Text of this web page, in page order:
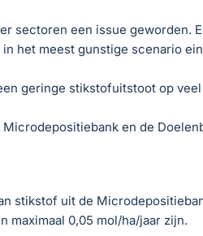
sectoren een issue
het meest gunstige scenario
geringe stikstofuitstoot op
en de
stikstof uit de
maximaal 0,05 mol/ha/jaar zijn.